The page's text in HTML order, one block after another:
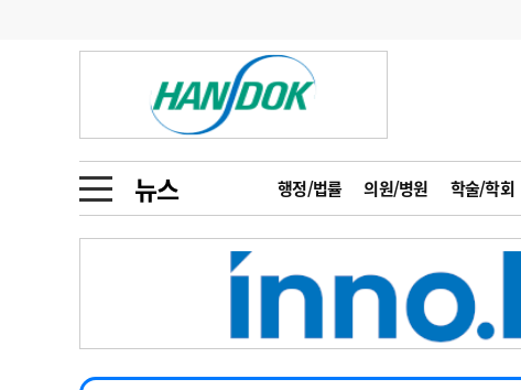
뉴스 행정/법률 의원/병원 학술/학회
금주의 검색어
1
의사인력 수급 추계
3
AI의료
4
전공의 모집 결과
인사
오피니언
인물 초대석 피플
동영상뉴스
포토뉴스
메디 Hospital 지역병원 중소병원
2026년 하반기 인턴 모집
마취통증의학과 임기제 임상의사 채용